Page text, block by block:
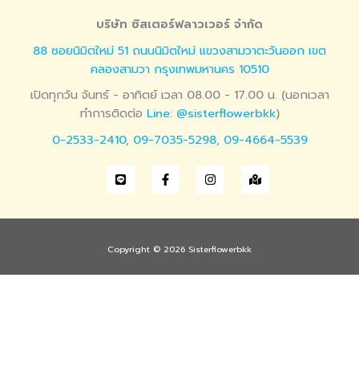
บริษัท ซิสเตอร์ฟลาวเวอร์ จำกัด
88 ซอยนิมิตใหม่ 51 ถนนนิมิตใหม่ แขวงสามวาตะวันออก เขต
คลองสามวา กรุงเทพมหานคร 10510
เปิดทุกวัน จันทร์ - อาทิตย์ เวลา 08.00 - 17.00 น. (นอกเวลา
ทำการติดต่อ Line: @sisterflowerbkk)
0-2533-2410, 09-7035-5298, 09-4664-5539
Copyright © 2026 Sisterflowerbkk